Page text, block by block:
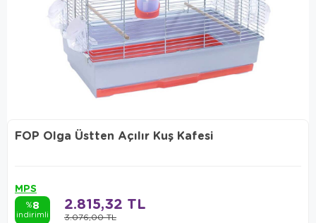
FOP Olga Üstten Açılır Kuş Kafesi
MPS
%8
indirimli 3.076,00 TL
2.815,32 TL